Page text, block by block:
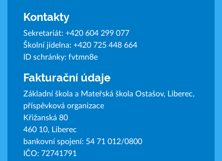
Kontakty
Sekretariát: +420 604 299 077
Školní jídelna: +420 725 448 664
ID schránky: fvtmn8e
Fakturační údaje
Základní škola a Mateřská škola Ostašov, Liberec,
příspěvková organizace
Křižanská 80
460 10, Liberec
bankovní spojení: 54 71 012/0800
IČO: 72741791